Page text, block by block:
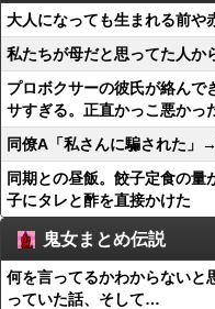
大人になっても生まれる前や
私たちが母だと思ってた人か
プロボクサーの彼氏が絡んで
サすぎる。正直かっこ悪かっ
同僚A「私さんに騙された」
同期との昼飯。餃子定食の量
子にタレと酢を直接かけた
鬼女まとめ伝説
何を言ってるかわからないと
っていた話、そして…